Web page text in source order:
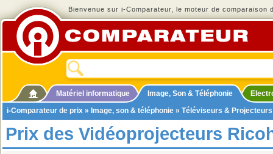
Bienvenue sur i-Comparateur, le moteur de comparaison
Matériel informatique Image, Son & Téléphonie
i-Comparateur de prix » Image, son & téléphonie » Téléviseurs & Projecteurs
Prix des Vidéoprojecteurs